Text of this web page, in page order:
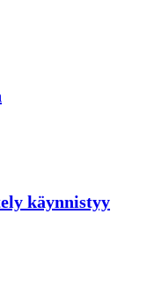
käynnistyy